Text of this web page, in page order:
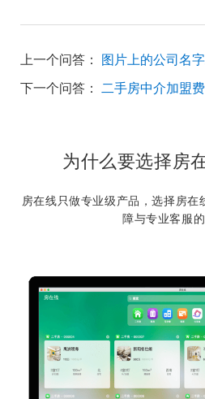
上一个问答：
下一个问答： 二手房中介加盟
为什么要选择房
房在线只做专业级产品，选择房在
障与专业客服的